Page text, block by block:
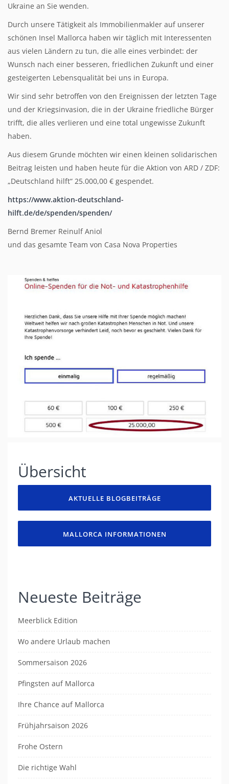
Ukraine an Sie wenden.
Durch unsere Tätigkeit als Immobilienmakler auf unserer
schönen Insel Mallorca haben wir täglich mit Interessenten
aus vielen Ländern zu tun, die alle eines verbindet: der
Wunsch nach einer besseren, friedlichen Zukunft und einer
gesteigerten Lebensqualität bei uns in Europa.
Wir sind sehr betroffen von den Ereignissen der letzten Tage
und der Kriegsinvasion, die in der Ukraine friedliche Bürger
trifft, die alles verlieren und eine total ungewisse Zukunft
haben.
Aus diesem Grunde möchten wir einen kleinen solidarischen
Beitrag leisten und haben heute für die Aktion von ARD / ZDF:
„Deutschland hilft“ 25.000,00 € gespendet.
https://www.aktion-deutschland-
hilft.de/de/spenden/spenden/
Bernd Bremer Reinulf Aniol
und das gesamte Team von Casa Nova Properties
Übersicht
AKTUELLE BLOGBEITRÄGE
MALLORCA INFORMATIONEN
Neueste Beiträge
Meerblick Edition
Wo andere Urlaub machen
Sommersaison 2026
Pfingsten auf Mallorca
Ihre Chance auf Mallorca
Frühjahrsaison 2026
Frohe Ostern
Die richtige Wahl